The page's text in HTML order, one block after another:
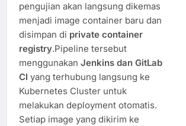
pengujian akan langsung dikemas
menjadi image container baru dan
disimpan di private container
registry.Pipeline tersebut
menggunakan Jenkins dan GitLab
CI yang terhubung langsung ke
Kubernetes Cluster untuk
melakukan deployment otomatis.
Setiap image yang dikirim ke